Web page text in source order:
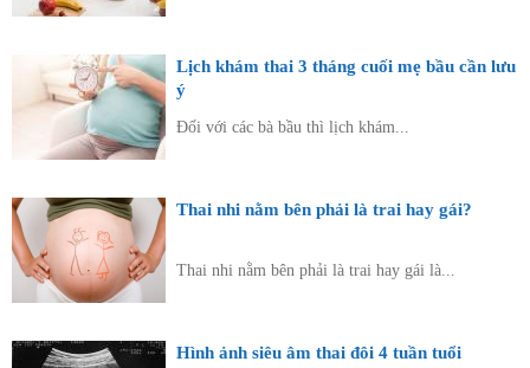
Lịch khám thai 3 tháng cuối mẹ bầu cần lưu
ý
Đối với các bà bầu thì lịch khám...
Thai nhi nằm bên phải là trai hay gái?
Thai nhi nằm bên phải là trai hay gái là...
Hình ảnh siêu âm thai đôi 4 tuần tuổi